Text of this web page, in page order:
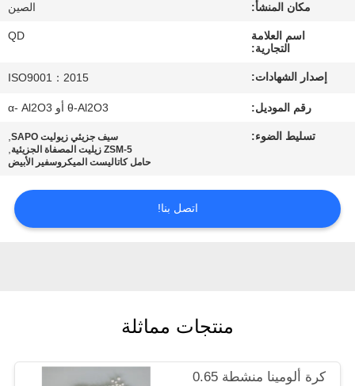
اتصل
حالات
خريطة
الموقع
مكان المنشأ: الصين
اسم العلامة
التجارية:
QD
إصدار الشهادات: ISO9001：2015
رقم الموديل: θ-Al2O3 أو α- Al2O3
تسليط الضوء: سيف جزيئي زيوليت SAPO ,
ZSM-5 زيليت المصفاة الجزيئية ,
حامل كاتاليست الميكروسفير الأبيض
اتصل بنا!
منتجات مماثلة
كرة ألومينا منشطة 0.65